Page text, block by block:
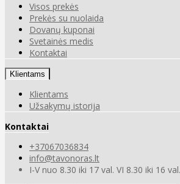
Visos prekės
Prekės su nuolaida
Dovanų kuponai
Svetainės medis
Kontaktai
Klientams
Klientams
Užsakymų istorija
Kontaktai
+37067036834
info@tavonoras.lt
I-V nuo 8.30 iki 17 val. VI 8.30 iki 16